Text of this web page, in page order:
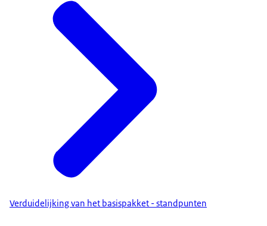
Verduidelijking van het basispakket - standpunten